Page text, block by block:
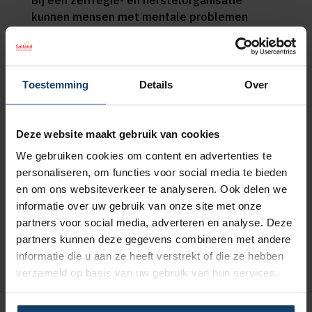
Toestemming Details Over
Deze website maakt gebruik van cookies
We gebruiken cookies om content en advertenties te
personaliseren, om functies voor social media te bieden
en om ons websiteverkeer te analyseren. Ook delen we
informatie over uw gebruik van onze site met onze
partners voor social media, adverteren en analyse. Deze
partners kunnen deze gegevens combineren met andere
informatie die u aan ze heeft verstrekt of die ze hebben
verzameld op basis van uw gebruik van hun services.
kunnen mensen met mentale problemen
terecht voor een kop koffie, om anderen te
ontmoeten en/of om deel te nemen aan
activiteiten, lotgenotengroepen en
herstelcursussen. Er zijn onafhankelijke ggz-
cliëntondersteuners aanwezig die naast het
praktische problemen op alle leefgebieden
samen met de ‘cliënt’ oppakken.
En dat werkt; mensen ervaren minder stress
en meer mentale rust. Zo ontstaat er meer
ruimte om na te denken en inzicht te krijgen in
hun situatie. Stap voor stap voor stap, voor
stap herpakken ze waar het kan, zelf weer de
regie over hun leven. Er ontstaat een goed